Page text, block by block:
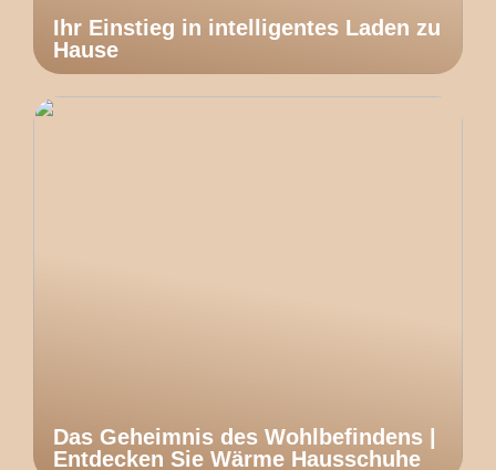
Ihr Einstieg in intelligentes Laden zu
Hause
Das Geheimnis des Wohlbefindens |
Entdecken Sie Wärme Hausschuhe